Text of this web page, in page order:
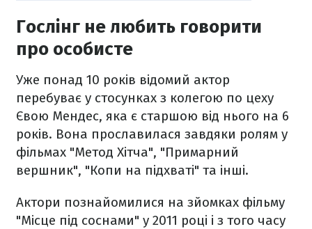
Гослінг не любить говорити
про особисте
Уже понад 10 років відомий актор
перебуває у стосунках з колегою по цеху
Євою Мендес, яка є старшою від нього на 6
років. Вона прославилася завдяки ролям у
фільмах "Метод Хітча", "Примарний
вершник", "Копи на підхваті" та інші.
Актори познайомилися на зйомках фільму
"Місце під соснами" у 2011 році і з того часу